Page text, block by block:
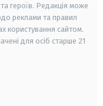
героїв. Редакція може
реклами та правил
користування сайтом.
для осіб старше 21